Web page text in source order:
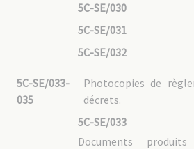
5C-SE/030
5C-SE/031
5C-SE/032
5C-SE/033-
035
Photocopies de
décrets.
5C-SE/033
Documents